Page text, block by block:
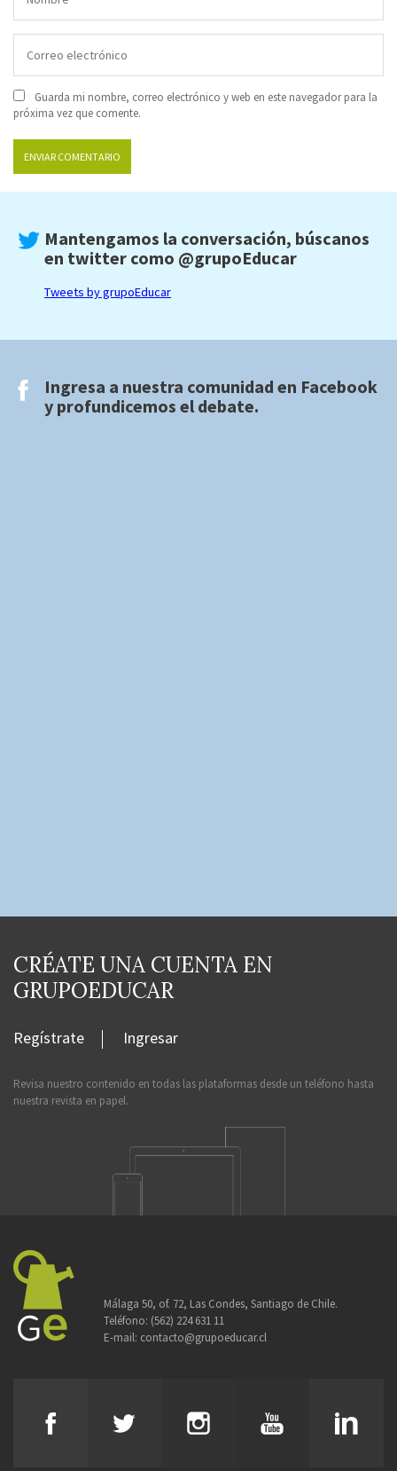
Guarda mi nombre, correo electrónico y web en este navegador para la
próxima vez que comente.
Mantengamos la conversación, búscanos
en twitter como @grupoEducar
Tweets by grupoEducar
Ingresa a nuestra comunidad en Facebook
y profundicemos el debate.
CRÉATE UNA CUENTA EN
GRUPOEDUCAR
Regístrate Ingresar
Revisa nuestro contenido en todas las plataformas desde un teléfono hasta
nuestra revista en papel.
Málaga 50, of. 72, Las Condes, Santiago de Chile.
Teléfono: (562) 224 631 11
E-mail: contacto@grupoeducar.cl